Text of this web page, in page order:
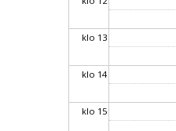
klo 13
klo 14
klo 15